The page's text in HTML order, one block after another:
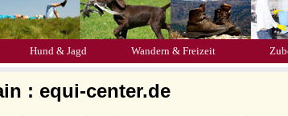
Hund & Jagd Wandern & Freizeit
: equi-center.de